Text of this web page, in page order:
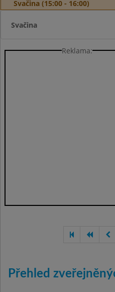
Svačina (15:00 - 16:00)
Svačina
Reklama:
Přehled